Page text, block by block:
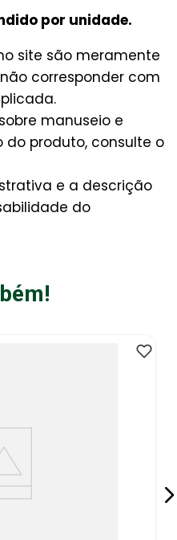
por unidade.
site são meramente
corresponder com
manuseio e
produto, consulte o
e a descrição
do